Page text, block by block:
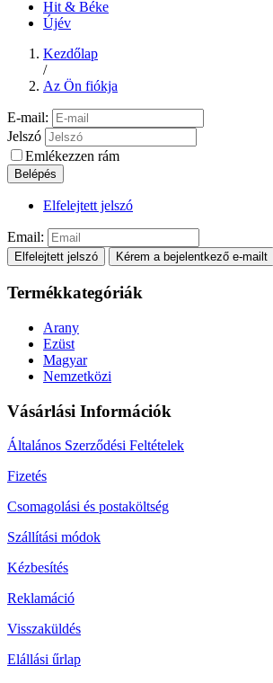
Hit & Béke
Újév
Kezdőlap
/
Az Ön fiókja
E-mail:
Jelszó
Emlékezzen rám
Belépés
Elfelejtett jelszó
Email:
Elfelejtett jelszó Kérem a bejelentkező e-mailt
Termékkategóriák
Arany
Ezüst
Magyar
Nemzetközi
Vásárlási Információk
Általános Szerződési Feltételek
Fizetés
Csomagolási és postaköltség
Szállítási módok
Kézbesítés
Reklamáció
Visszaküldés
Elállási űrlap